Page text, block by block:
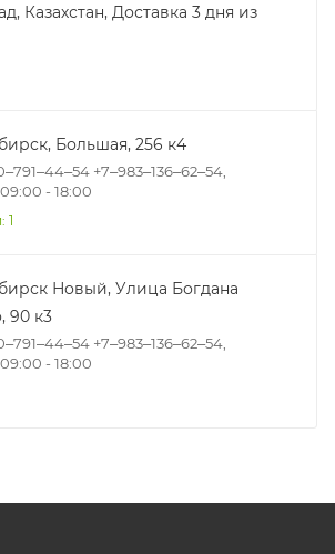
Казахстан, Доставка 3 дня из
​Большая, 256 к4
+7‒983‒136‒62‒54,
- 18:00
1
Новый, ​Улица Богдана
90 к3
+7‒983‒136‒62‒54,
- 18:00